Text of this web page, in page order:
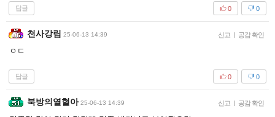
답글 0
0
천사강림 25-06-13 14:39 신고 | 공감 확인
ㅇㄷ
답글 0
0
북방의열혈아 25-06-13 14:39 신고 | 공감 확인